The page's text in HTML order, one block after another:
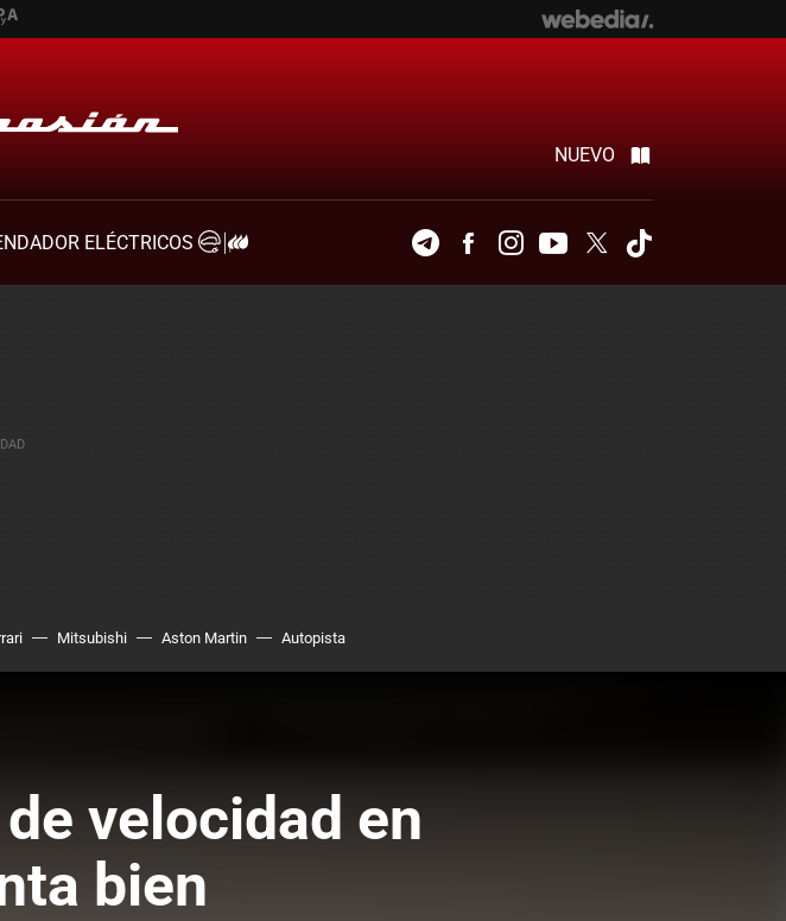
NUEVO
ELÉCTRICOS
TelegramFacebookInstagramYoutubeTwitter
Mitsubishi Aston Martin Autopista
velocidad en
bien